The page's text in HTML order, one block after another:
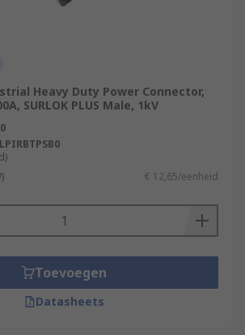
Heavy Duty Power Connector,
SURLOK PLUS Male, 1kV
€ 12,65/eenheid
Toevoegen
Datasheets